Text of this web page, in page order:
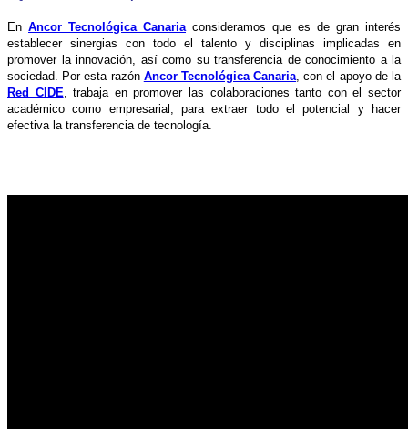
En Ancor Tecnológica Canaria consideramos que es de gran interés
establecer sinergias con todo el talento y disciplinas implicadas en
promover la innovación, así como su transferencia de conocimiento a la
sociedad. Por esta razón Ancor Tecnológica Canaria , con el apoyo de la
Red CIDE , trabaja en promover las colaboraciones tanto con el sector
académico como empresarial, para extraer todo el potencial y hacer
efectiva la transferencia de tecnología.